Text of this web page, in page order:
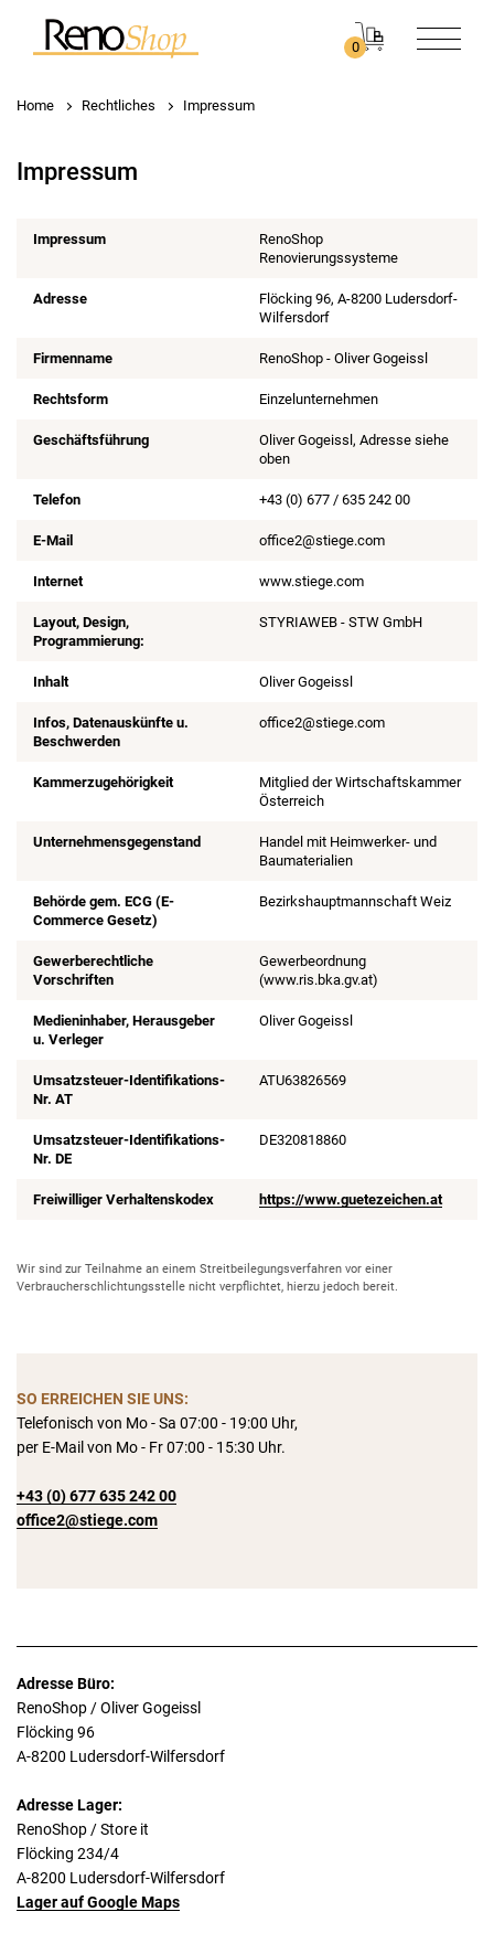
0
Home Rechtliches Impressum
Impressum
Impressum
RenoShop
Renovierungssysteme
Adresse
Flöcking 96, A-8200 Ludersdorf-
Wilfersdorf
Firmenname RenoShop - Oliver Gogeissl
Rechtsform Einzelunternehmen
Geschäftsführung
Oliver Gogeissl, Adresse siehe
oben
Telefon +43 (0) 677 / 635 242 00
E-Mail office2@stiege.com
Internet www.stiege.com
Layout, Design,
Programmierung:
STYRIAWEB - STW GmbH
Inhalt Oliver Gogeissl
Infos, Datenauskünfte u.
Beschwerden
office2@stiege.com
Kammerzugehörigkeit
Mitglied der Wirtschaftskammer
Österreich
Unternehmensgegenstand
Handel mit Heimwerker- und
Baumaterialien
Behörde gem. ECG (E-
Commerce Gesetz)
Bezirkshauptmannschaft Weiz
Gewerberechtliche
Vorschriften
Gewerbeordnung
(www.ris.bka.gv.at)
Medieninhaber, Herausgeber
u. Verleger
Oliver Gogeissl
Umsatzsteuer-Identifikations-
Nr. AT
ATU63826569
Umsatzsteuer-Identifikations-
Nr. DE
DE320818860
Freiwilliger Verhaltenskodex https://www.guetezeichen.at
Wir sind zur Teilnahme an einem Streitbeilegungsverfahren vor einer
Verbraucherschlichtungsstelle nicht verpflichtet, hierzu jedoch bereit.
SO ERREICHEN SIE UNS:
Telefonisch von Mo - Sa 07:00 - 19:00 Uhr,
per E-Mail von Mo - Fr 07:00 - 15:30 Uhr.
+43 (0) 677 635 242 00
office2@stiege.com
Adresse Büro:
RenoShop / Oliver Gogeissl
Flöcking 96
A-8200 Ludersdorf-Wilfersdorf
Adresse Lager:
RenoShop / Store it
Flöcking 234/4
A-8200 Ludersdorf-Wilfersdorf
Lager auf Google Maps